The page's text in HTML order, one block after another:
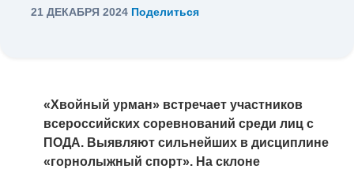
21 ДЕКАБРЯ 2024 Поделиться
«Хвойный урман» встречает участников
всероссийских соревнований среди лиц с
ПОДА. Выявляют сильнейших в дисциплине
«горнолыжный спорт». На склоне